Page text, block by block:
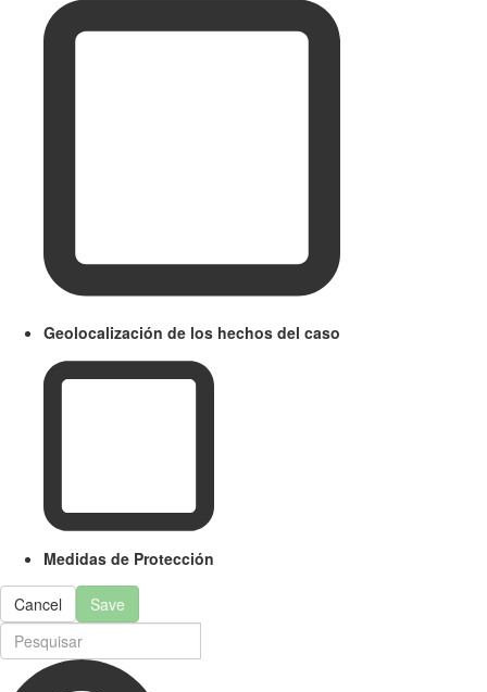
Geolocalización de los hechos del caso
Medidas de Protección
Cancel Save